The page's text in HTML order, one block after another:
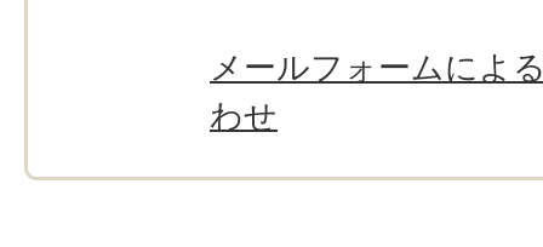
メールフォームによ
わせ